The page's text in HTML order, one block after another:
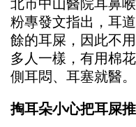
北市中山醫院耳鼻
粉專發文指出，耳
餘的耳屎，因此不
多人一樣，有用棉
側耳悶、耳塞就醫。
掏耳朵小心把耳屎